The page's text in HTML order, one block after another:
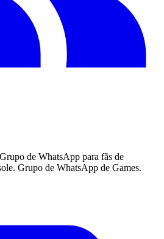
de WhatsApp para fãs de
Grupo de WhatsApp de Games.